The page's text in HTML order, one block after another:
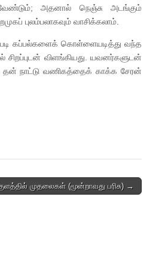
அதனால் நெஞ்சு அடங்கும்
புலம்பலாகவும் வாசிக்கலாம்.
கப்பல்களைக் கொள்ளையடித்து வந்த
விளங்கியது. யவனர்களுடன்
தன் நாட்டு வணிகத்தைக் காக்க சேரன்
முதலைகள் (மூன்றாவது பரிசு) →